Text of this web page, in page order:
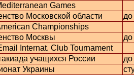
Games
Московской области
Championships
Москвы
Internat. Club Tournament
учащихся России
до
Украины